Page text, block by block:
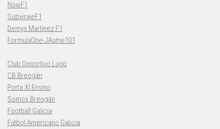
NowF1
SubvirajeF1
Demys Martínez F1
FormulaOne-JAume101
Club Deportivo Lugo
CB Breogán
Porta XI Ensino
Somos Breogán
Football Galicia
Fútbol Americano Galicia